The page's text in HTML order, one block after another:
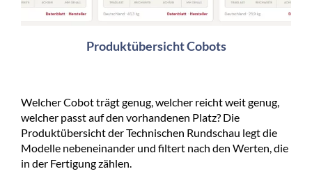
Produktübersicht Cobots
Welcher Cobot trägt genug, welcher reicht weit genug,
welcher passt auf den vorhandenen Platz? Die
Produktübersicht der Technischen Rundschau legt die
Modelle nebeneinander und filtert nach den Werten, die
in der Fertigung zählen.